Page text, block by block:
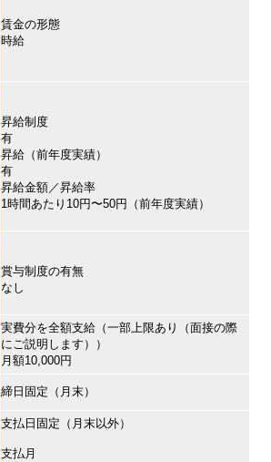
賃金の形態
時給
昇給制度
有
昇給（前年度実績）
有
昇給金額／昇給率
1時間あたり10円〜50円（前年度実績）
賞与制度の有無
なし
実費分を全額支給（一部上限あり（面接の際
にご説明します））
月額10,000円
締日固定（月末）
支払日固定（月末以外）
支払月